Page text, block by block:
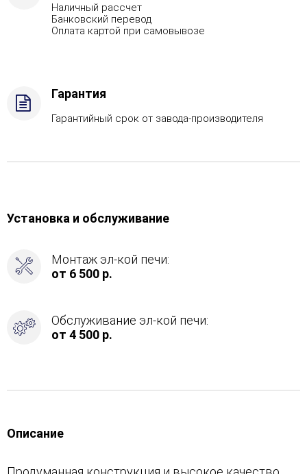
Наличный рассчет
Банковский перевод
Оплата картой при самовывозе
Гарантия
Гарантийный срок от завода-производителя
Установка и обслуживание
Монтаж эл-кой печи:
от 6 500 р.
Обслуживание эл-кой печи:
от 4 500 р.
Описание